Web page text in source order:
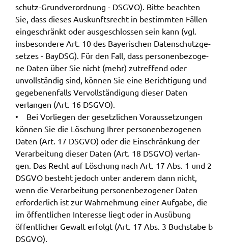
schutz-Grund­ver­ord­nung - DSGVO). Bitte beach­ten
Sie, dass dieses Auskunfts­recht in bestimm­ten Fällen
einge­schränkt oder ausge­schlos­sen sein kann (vgl.
insbe­son­de­re Art. 10 des Baye­ri­schen Daten­schutz­ge­
set­zes - BayDSG). Für den Fall, dass perso­nen­be­zo­ge­
ne Daten über Sie nicht (mehr) zutref­fend oder
unvoll­stän­dig sind, können Sie eine Berich­ti­gung und
gege­be­nen­falls Vervoll­stän­di­gung dieser Daten
verlan­gen (Art. 16 DSGVO).
• Bei Vorlie­gen der gesetz­li­chen Voraus­set­zun­gen
können Sie die Löschung Ihrer perso­nen­be­zo­ge­nen
Daten (Art. 17 DSGVO) oder die Einschrän­kung der
Verar­bei­tung dieser Daten (Art. 18 DSGVO) verlan­
gen. Das Recht auf Löschung nach Art. 17 Abs. 1 und 2
DSGVO besteht jedoch unter ande­rem dann nicht,
wenn die Verar­bei­tung perso­nen­be­zo­ge­ner Daten
erfor­der­lich ist zur Wahr­neh­mung einer Aufga­be, die
im öffent­li­chen Inter­es­se liegt oder in Ausübung
öffent­li­cher Gewalt erfolgt (Art. 17 Abs. 3 Buch­sta­be b
DSGVO).